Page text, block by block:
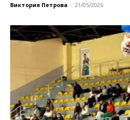
Виктория Петрова - 21/05/2026